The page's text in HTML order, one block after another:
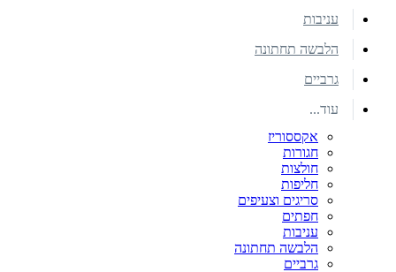
עניבות
הלבשה תחתונה
גרביים
עוד...
אקססוריז
חגורות
חולצות
חליפות
סריגים וצעיפים
חפתים
עניבות
הלבשה תחתונה
גרביים